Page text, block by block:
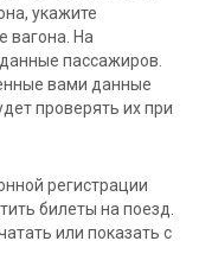
укажите
вагона. На
пассажиров.
вами данные
проверять их при
регистрации
билеты на поезд.
или показать с